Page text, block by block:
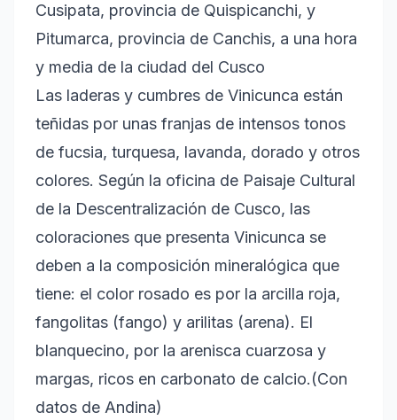
Cusipata, provincia de Quispicanchi, y
Pitumarca, provincia de Canchis, a una hora
y media de la ciudad del Cusco
Las laderas y cumbres de Vinicunca están
teñidas por unas franjas de intensos tonos
de fucsia, turquesa, lavanda, dorado y otros
colores. Según la oficina de Paisaje Cultural
de la Descentralización de Cusco, las
coloraciones que presenta Vinicunca se
deben a la composición mineralógica que
tiene: el color rosado es por la arcilla roja,
fangolitas (fango) y arilitas (arena). El
blanquecino, por la arenisca cuarzosa y
margas, ricos en carbonato de calcio.(Con
datos de Andina)